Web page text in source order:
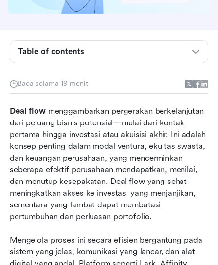
Baca selama 19 menit
Deal flow menggambarkan pergerakan berkelanjutan
dari peluang bisnis potensial—mulai dari kontak
pertama hingga investasi atau akuisisi akhir. Ini adalah
konsep penting dalam modal ventura, ekuitas swasta,
dan keuangan perusahaan, yang mencerminkan
seberapa efektif perusahaan mendapatkan, menilai,
dan menutup kesepakatan. Deal flow yang sehat
meningkatkan akses ke investasi yang menjanjikan,
sementara yang lambat dapat membatasi
pertumbuhan dan perluasan portofolio.
Mengelola proses ini secara efisien bergantung pada
sistem yang jelas, komunikasi yang lancar, dan alat
Table of contents
Apa itu aliran kesepakatan?
keberhasilan bisnis
Proses aliran kesepakatan: Dari pencarian
hingga penutupan
7 alat manajemen aliran kesepakatan teratas
Kesimpulan
FAQ
Bacaan terkait